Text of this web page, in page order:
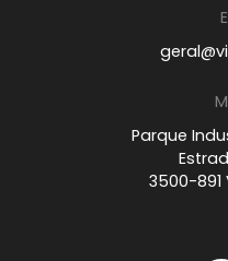
Parque
3500-891